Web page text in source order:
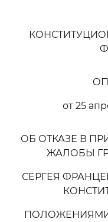
от 25
ОБ ОТКАЗЕ В
ЖАЛОБЫ
СЕРГЕЯ
ПОЛОЖЕНИЯМИ